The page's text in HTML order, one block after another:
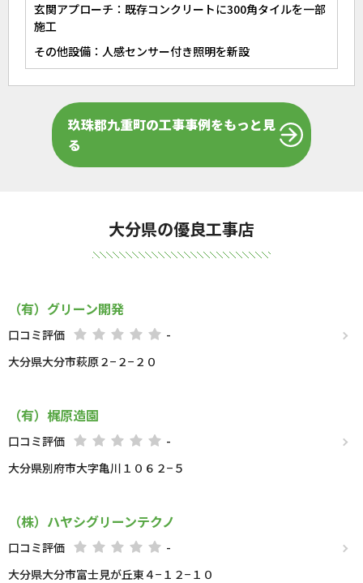
玄関アプローチ：既存コンクリートに300角タイルを一部
施工
その他設備：人感センサー付き照明を新設
玖珠郡九重町の工事事例をもっと見
る
大分県の優良工事店
（有）グリーン開発
口コミ評価
-
大分県大分市萩原２−２−２０
（有）梶原造園
口コミ評価
-
大分県別府市大字亀川１０６２−５
（株）ハヤシグリーンテクノ
口コミ評価
-
大分県大分市富士見が丘東４−１２−１０